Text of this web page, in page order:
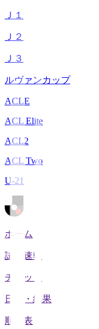
Ｊ１
Ｊ２
Ｊ３
ルヴァンカップ
ACLE
ACL Elite
ACL2
ACL Two
U-21
ホーム
試合速報
チケット
日程・結果
順位表